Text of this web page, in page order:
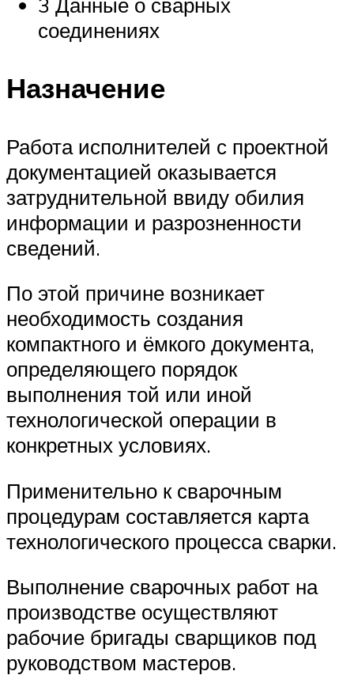
соединениях
Назначение
Работа исполнителей с проектной
документацией оказывается
затруднительной ввиду обилия
информации и разрозненности
сведений.
По этой причине возникает
необходимость создания
компактного и ёмкого документа,
определяющего порядок
выполнения той или иной
технологической операции в
конкретных условиях.
Применительно к сварочным
процедурам составляется карта
технологического процесса сварки.
Выполнение сварочных работ на
производстве осуществляют
рабочие бригады сварщиков под
руководством мастеров.